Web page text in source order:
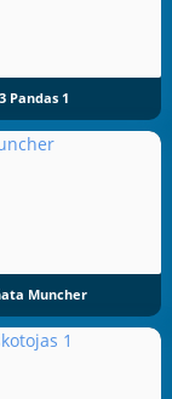
3 Pandas 1
Muncher